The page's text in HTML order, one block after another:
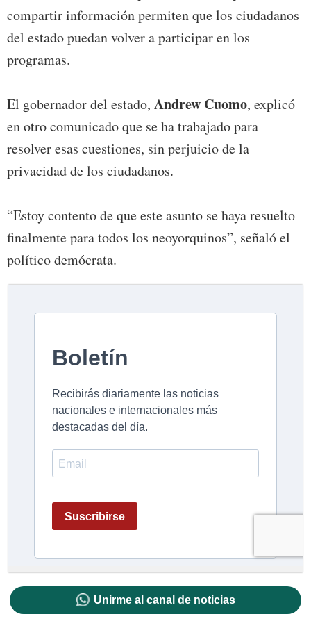
compartir información permiten que los ciudadanos
del estado puedan volver a participar en los
programas.
El gobernador del estado, Andrew Cuomo, explicó
en otro comunicado que se ha trabajado para
resolver esas cuestiones, sin perjuicio de la
privacidad de los ciudadanos.
“Estoy contento de que este asunto se haya resuelto
finalmente para todos los neoyorquinos”, señaló el
político demócrata.
Unirme al canal de noticias